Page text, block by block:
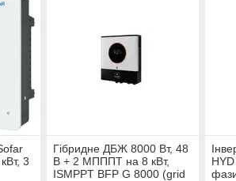
3
Гібридне ДБЖ 8000 Вт, 48
В + 2 МПППТ на 8 кВт,
ISMPPT BFP G 8000 (grid